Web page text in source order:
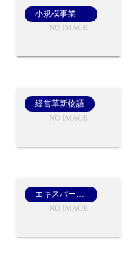
経営革新物語